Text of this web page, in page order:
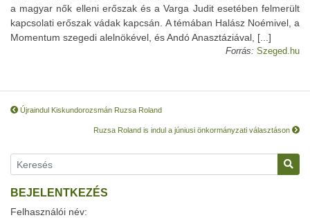
a magyar nők elleni erőszak és a Varga Judit esetében felmerült
kapcsolati erőszak vádak kapcsán. A témában Halász Noémivel, a
Momentum szegedi alelnökével, és Andó Anasztáziával, [...]
Forrás: Szeged.hu
Újraindul Kiskundorozsmán Ruzsa Roland
Ruzsa Roland is indul a júniusi önkormányzati választáson
BEJELENTKEZÉS
Felhasználói név: